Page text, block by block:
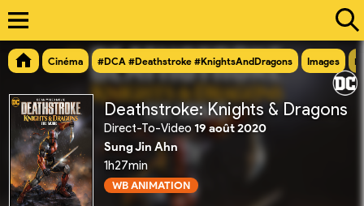
Cinéma #DCA #Deathstroke #KnightsAndDragons Images
Deathstroke: Knights & Dragons
Direct-To-Video 19 août 2020
Sung Jin Ahn
1h27min
WB ANIMATION